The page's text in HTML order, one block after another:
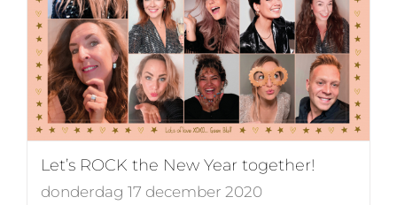
Let’s ROCK the New Year together!
donderdag 17 december 2020